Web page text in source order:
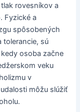
rovesníkov a
Fyzické a
spôsobených
tolerancie, sú
osoba začne
veku
v
môžu slúžiť